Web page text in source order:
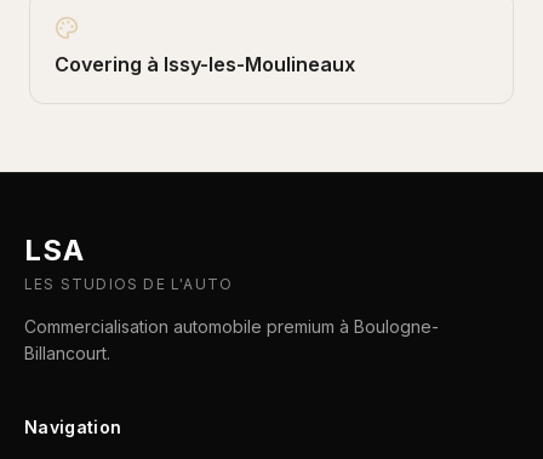
Covering à Issy-les-Moulineaux
LSA
LES STUDIOS DE L'AUTO
Commercialisation automobile premium à Boulogne-
Billancourt.
Navigation